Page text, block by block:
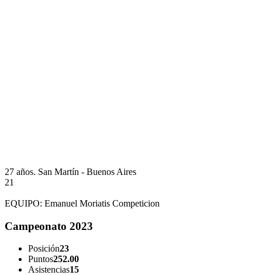
27 años. San Martín - Buenos Aires
21
EQUIPO: Emanuel Moriatis Competicion
Campeonato 2023
Posición23
Puntos252.00
Asistencias15